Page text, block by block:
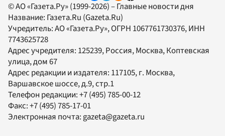
© АО «Газета.Ру» (1999-2026) – Главные новости дня
Название: Газета.Ru (Gazeta.Ru)
Учредитель:АО «Газета.Ру», ОГРН 1067761730376, ИНН
7743625728
Адрес учредителя: 125239, Россия, Москва, Коптевская
улица, дом 67
Адрес редакции и издателя: 117105, г. Москва,
Варшавское шоссе, д.9, стр.1
Телефон редакции:+7 (495) 785-00-12
Факс:+7 (495) 785-17-01
Электронная почта:gazeta@gazeta.ru